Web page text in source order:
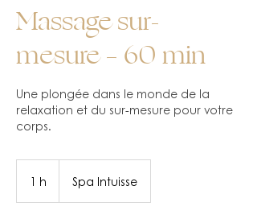
Massage sur-
mesure – 60 min
Une plongée dans le monde de la
relaxation et du sur-mesure pour votre
corps.
1 h Spa Intuisse